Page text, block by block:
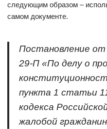
следующим образом –
самом документе.
Постановление от
29-П «По делу о
пункта 1 статьи
кодекса
жалобой